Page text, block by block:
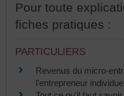
Pour toute
fiches pratiques :
PARTICULIERS
Revenus du micro-
l'entrepreneur individuel